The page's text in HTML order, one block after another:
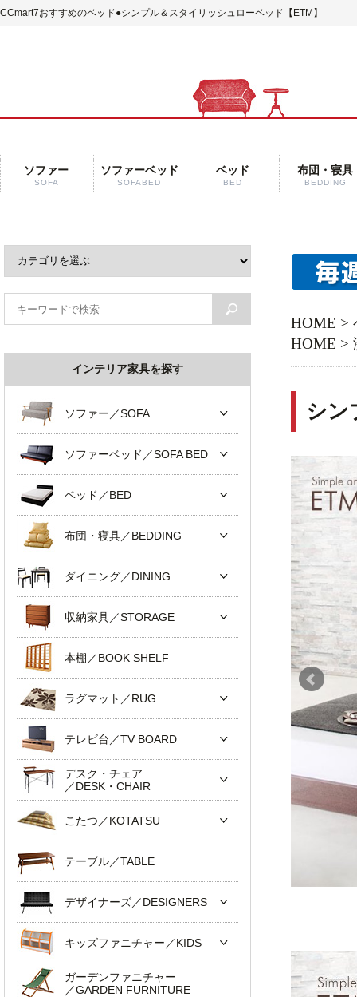
CCmart7おすすめのベッド●シンプル＆スタイリッシュローベッド【ETM】
ソファー
SOFA
ソファーベッド
SOFABED
ベッド
BED
布団・寝具
BEDDING
HOME >
HOME >
シン
インテリア家具を探す
ソファー／SOFA
ソファーベッド／SOFA BED
ベッド／BED
布団・寝具／BEDDING
ダイニング／DINING
収納家具／STORAGE
本棚／BOOK SHELF
ラグマット／RUG
テレビ台／TV BOARD
デスク・チェア
／DESK・CHAIR
こたつ／KOTATSU
テーブル／TABLE
デザイナーズ／DESIGNERS
キッズファニチャー／KIDS
ガーデンファニチャー
／GARDEN FURNITURE